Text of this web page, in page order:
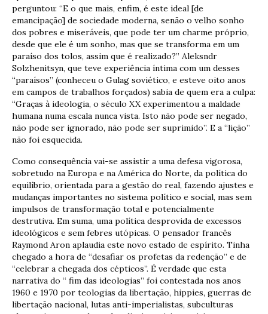
perguntou: “E o que mais, enfim, é este ideal [de
emancipação] de sociedade moderna, senão o velho sonho
dos pobres e miseráveis, que pode ter um charme próprio,
desde que ele é um sonho, mas que se transforma em um
paraíso dos tolos, assim que é realizado?” Aleksndr
Solzhenitsyn, que teve experiência íntima com um desses
“paraísos” (conheceu o Gulag soviético, e esteve oito anos
em campos de trabalhos forçados) sabia de quem era a culpa:
“Graças à ideologia, o século XX experimentou a maldade
humana numa escala nunca vista. Isto não pode ser negado,
não pode ser ignorado, não pode ser suprimido”. E a “lição”
não foi esquecida.
Como consequência vai-se assistir a uma defesa vigorosa,
sobretudo na Europa e na América do Norte, da política do
equilíbrio, orientada para a gestão do real, fazendo ajustes e
mudanças importantes no sistema político e social, mas sem
impulsos de transformação total e potencialmente
destrutiva. Em suma, uma política desprovida de excessos
ideológicos e sem febres utópicas. O pensador francês
Raymond Aron aplaudia este novo estado de espírito. Tinha
chegado a hora de “desafiar os profetas da redenção” e de
“celebrar a chegada dos cépticos”. É verdade que esta
narrativa do “ fim das ideologias” foi contestada nos anos
1960 e 1970 por teologias da libertação, hippies, guerras de
libertação nacional, lutas anti-imperialistas, subculturas